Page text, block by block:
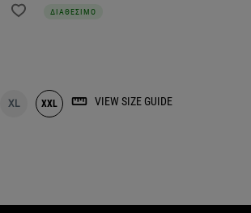
ΔΙΑΘΕΣΙΜΟ
XL XXL VIEW SIZE GUIDE